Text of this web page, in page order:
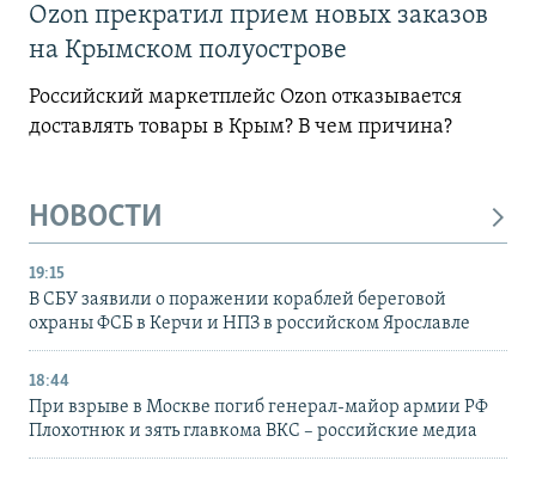
Ozon прекратил прием новых заказов
на Крымском полуострове
Российский маркетплейс Ozon отказывается
доставлять товары в Крым? В чем причина?
НОВОСТИ
19:15
В СБУ заявили о поражении кораблей береговой
охраны ФСБ в Керчи и НПЗ в российском Ярославле
18:44
При взрыве в Москве погиб генерал-майор армии РФ
Плохотнюк и зять главкома ВКС – российские медиа